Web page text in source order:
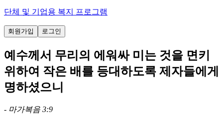
단체 및 기업용 복지 프로그램
회원가입 로그인
예수께서 무리의 에워싸 미는 것을 면키
위하여 작은 배를 등대하도록 제자들에게
명하셨으니
- 마가복음 3:9